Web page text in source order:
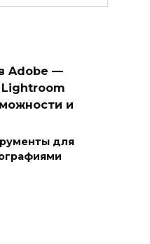
Adobe —
Lightroom
и
для